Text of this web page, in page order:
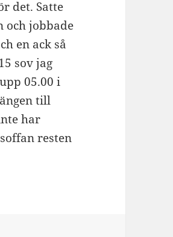
det. Satte
och jobbade
en ack så
sov jag
05.00 i
till
har
resten